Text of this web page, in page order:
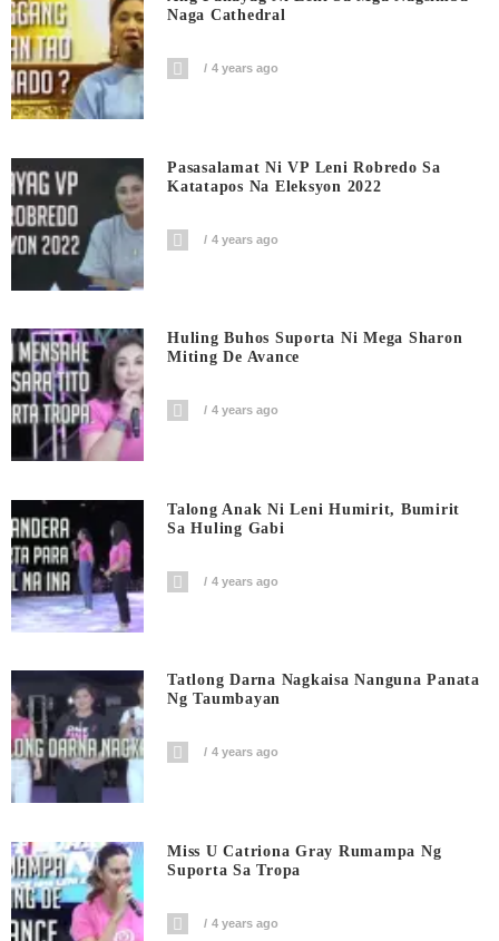
Naga Cathedral
4 years ago
Pasasalamat Ni VP Leni Robredo Sa
Katatapos Na Eleksyon 2022
4 years ago
Huling Buhos Suporta Ni Mega Sharon
Miting De Avance
4 years ago
Talong Anak Ni Leni Humirit, Bumirit
Sa Huling Gabi
4 years ago
Tatlong Darna Nagkaisa Nanguna Panata
Ng Taumbayan
4 years ago
Miss U Catriona Gray Rumampa Ng
Suporta Sa Tropa
4 years ago